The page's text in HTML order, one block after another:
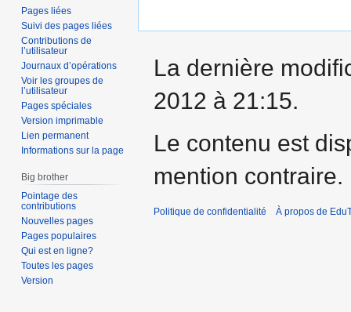
Pages liées
Suivi des pages liées
Contributions de
l’utilisateur
Journaux d’opérations
Voir les groupes de
l’utilisateur
Pages spéciales
Version imprimable
Lien permanent
Informations sur la page
Big brother
Pointage des
contributions
Nouvelles pages
Pages populaires
Qui est en ligne?
Toutes les pages
Version
La dernière
2012 à 21:15.
Le contenu est
mention contraire.
Politique de confidentialité À propos de